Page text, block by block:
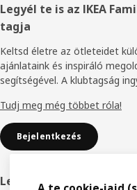
Élőláb
Legyél te is az IKEA
tagja
Keltsd életre az ötleteidet
ajánlataink és inspiráló
segítségével. A klubtagság
Tudj meg még többet róla!
Bejelentkezés
Legyél IKEA Business